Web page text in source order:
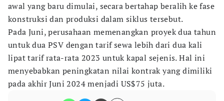
awal yang baru dimulai, secara bertahap beralih ke fase
konstruksi dan produksi dalam siklus tersebut.
Pada Juni, perusahaan memenangkan proyek dua tahun
untuk dua PSV dengan tarif sewa lebih dari dua kali
lipat tarif rata-rata 2023 untuk kapal sejenis. Hal ini
menyebabkan peningkatan nilai kontrak yang dimiliki
pada akhir Juni 2024 menjadi US$75 juta.